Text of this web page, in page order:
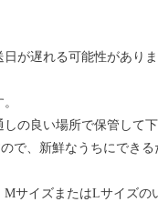
が遅れる可能性があり
の良い場所で保管して下
で、新鮮なうちにできる
サイズまたはLサイズの